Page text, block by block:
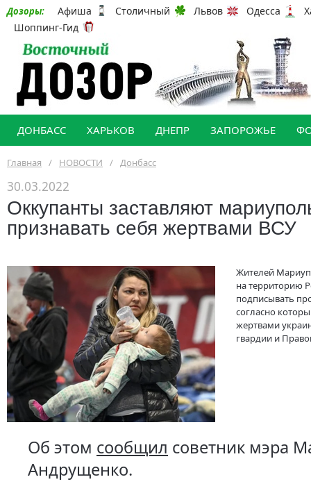
Дозоры: Афиша Столичный Львов Одесса
Шоппинг-Гид
ДОНБАСС ХАРЬКОВ ДНЕПР ЗАПОРОЖЬЕ
Главная / НОВОСТИ / Донбасс
30.03.2022
Оккупанты заставляют
признавать себя жертвами ВСУ
Жителей
на территорию
подписывать
согласно
жертвами
гвардии и
Об этом сообщил советник мэра
Андрущенко.